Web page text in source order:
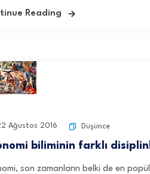
Reading
Ağustos 2016 Düşünce
biliminin farklı
son zamanların belki de en